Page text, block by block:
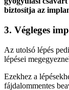
biztosítja az
3. Végleges
Az utolsó lépés
lépései
Ezekhez a
fájdalommentes